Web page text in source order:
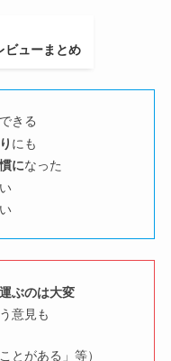
ビューまとめ
きる
にも
になった
ぶのは大変
意見も
とがある」等）